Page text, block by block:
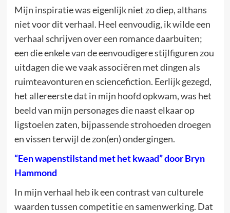
Mijn inspiratie was eigenlijk niet zo diep, althans
niet voor dit verhaal. Heel eenvoudig, ik wilde een
verhaal schrijven over een romance daarbuiten;
een die enkele van de eenvoudigere stijlfiguren zou
uitdagen die we vaak associëren met dingen als
ruimteavonturen en sciencefiction. Eerlijk gezegd,
het allereerste dat in mijn hoofd opkwam, was het
beeld van mijn personages die naast elkaar op
ligstoelen zaten, bijpassende strohoeden droegen
en vissen terwijl de zon(en) ondergingen.
“Een wapenstilstand met het kwaad” door Bryn
Hammond
In mijn verhaal heb ik een contrast van culturele
waarden tussen competitie en samenwerking. Dat